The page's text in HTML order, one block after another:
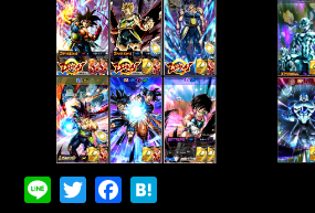
Line Twitter Facebook